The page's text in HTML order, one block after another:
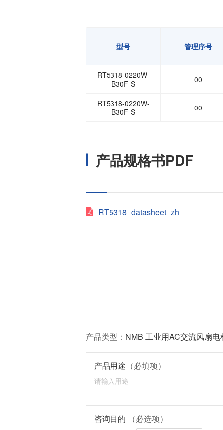
型号 管理序号
RT5318-0220W-
B30F-S
00
RT5318-0220W-
B30F-S
00
产品规格书PDF
RT5318_datasheet_zh
产品类型： NMB 工业用AC交流风扇电
产品用途 （必填项）
咨询目的 （必选项）